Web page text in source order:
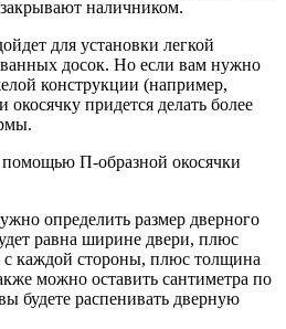
наличником.
для установки легкой
досок. Но если вам нужно
конструкции (например,
придется делать более
помощью П-образной окосячки
определить размер дверного
равна ширине двери, плюс
каждой стороны, плюс толщина
можно оставить сантиметра по
будете распенивать дверную